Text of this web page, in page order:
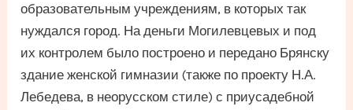
образовательным учреждениям, в которых так
нуждался город. На деньги Могилевцевых и под
их контролем было построено и передано Брянску
здание женской гимназии (также по проекту Н.А.
Лебедева, в неорусском стиле) с приусадебной